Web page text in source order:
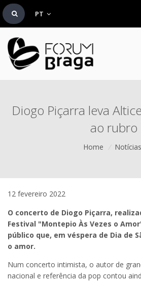
PT
Diogo Piçarra leva
ao rubro
Home / Notícias
12 fevereiro 2022
O concerto de Diogo Piçarra,
Festival "Montepio Às Vezes o
público que, em véspera de Dia de
o amor.
Num concerto intimista, o autor de
nacional e referência da pop contou